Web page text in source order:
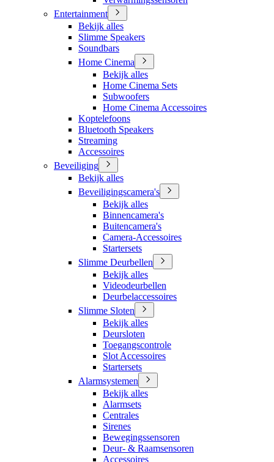
Entertainment
Bekijk alles
Slimme Speakers
Soundbars
Home Cinema
Bekijk alles
Home Cinema Sets
Subwoofers
Home Cinema Accessoires
Koptelefoons
Bluetooth Speakers
Streaming
Accessoires
Beveiliging
Bekijk alles
Beveiligingscamera's
Bekijk alles
Binnencamera's
Buitencamera's
Camera-Accessoires
Startersets
Slimme Deurbellen
Bekijk alles
Videodeurbellen
Deurbelaccessoires
Slimme Sloten
Bekijk alles
Deursloten
Toegangscontrole
Slot Accessoires
Startersets
Alarmsystemen
Bekijk alles
Alarmsets
Centrales
Sirenes
Bewegingssensoren
Deur- & Raamsensoren
Accessoires